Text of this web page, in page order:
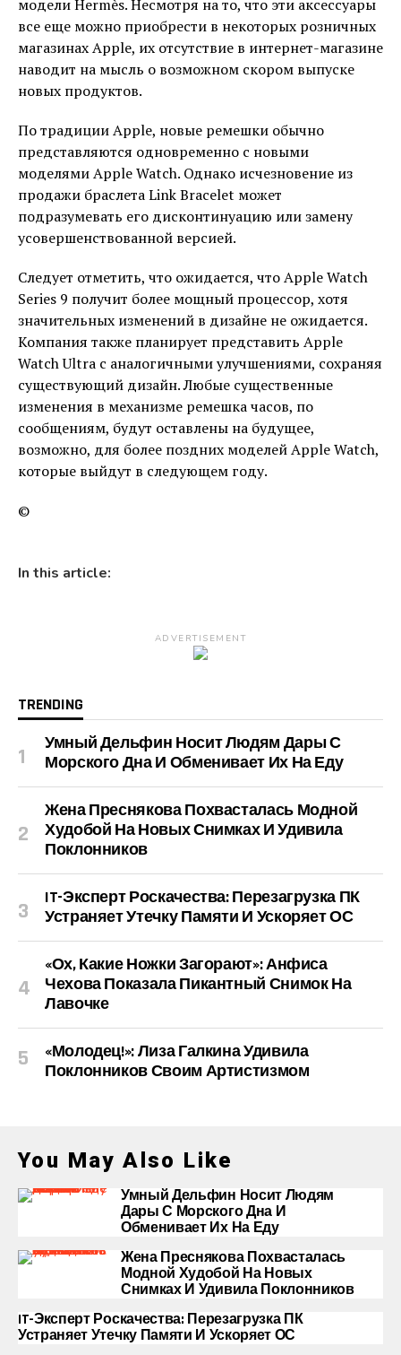
модели Hermès. Несмотря на то, что эти аксессуары
все еще можно приобрести в некоторых розничных
магазинах Apple, их отсутствие в интернет-магазине
наводит на мысль о возможном скором выпуске
новых продуктов.
По традиции Apple, новые ремешки обычно
представляются одновременно с новыми
моделями Apple Watch. Однако исчезновение из
продажи браслета Link Bracelet может
подразумевать его дисконтинуацию или замену
усовершенствованной версией.
Следует отметить, что ожидается, что Apple Watch
Series 9 получит более мощный процессор, хотя
значительных изменений в дизайне не ожидается.
Компания также планирует представить Apple
Watch Ultra с аналогичными улучшениями, сохраняя
существующий дизайн. Любые существенные
изменения в механизме ремешка часов, по
сообщениям, будут оставлены на будущее,
возможно, для более поздних моделей Apple Watch,
которые выйдут в следующем году.
©
In this article:
ADVERTISEMENT
TRENDING
Умный Дельфин Носит Людям Дары С
Морского Дна И Обменивает Их На Еду
Жена Преснякова Похвасталась Модной
Худобой На Новых Снимках И Удивила
Поклонников
IT-Эксперт Роскачества: Перезагрузка ПК
Устраняет Утечку Памяти И Ускоряет ОС
«Ох, Какие Ножки Загорают»: Анфиса
Чехова Показала Пикантный Снимок На
Лавочке
«Молодец!»: Лиза Галкина Удивила
Поклонников Своим Артистизмом
You May Also Like
Умный Дельфин Носит Людям
Дары С Морского Дна И
Обменивает Их На Еду
Жена Преснякова Похвасталась
Модной Худобой На Новых
Снимках И Удивила Поклонников
IT-Эксперт Роскачества: Перезагрузка ПК
Устраняет Утечку Памяти И Ускоряет ОС